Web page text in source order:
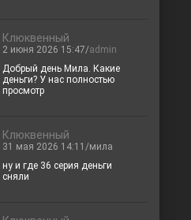
15 серия 16 серия
Клюквенный
2 июня 2026 15:47/admin
Добрый день Мила. Какие
деньги? У нас полностью
просмотр
Клюквенный
31 мая 2026 14:11/мила
ну и где 36 серия деньги
сняли